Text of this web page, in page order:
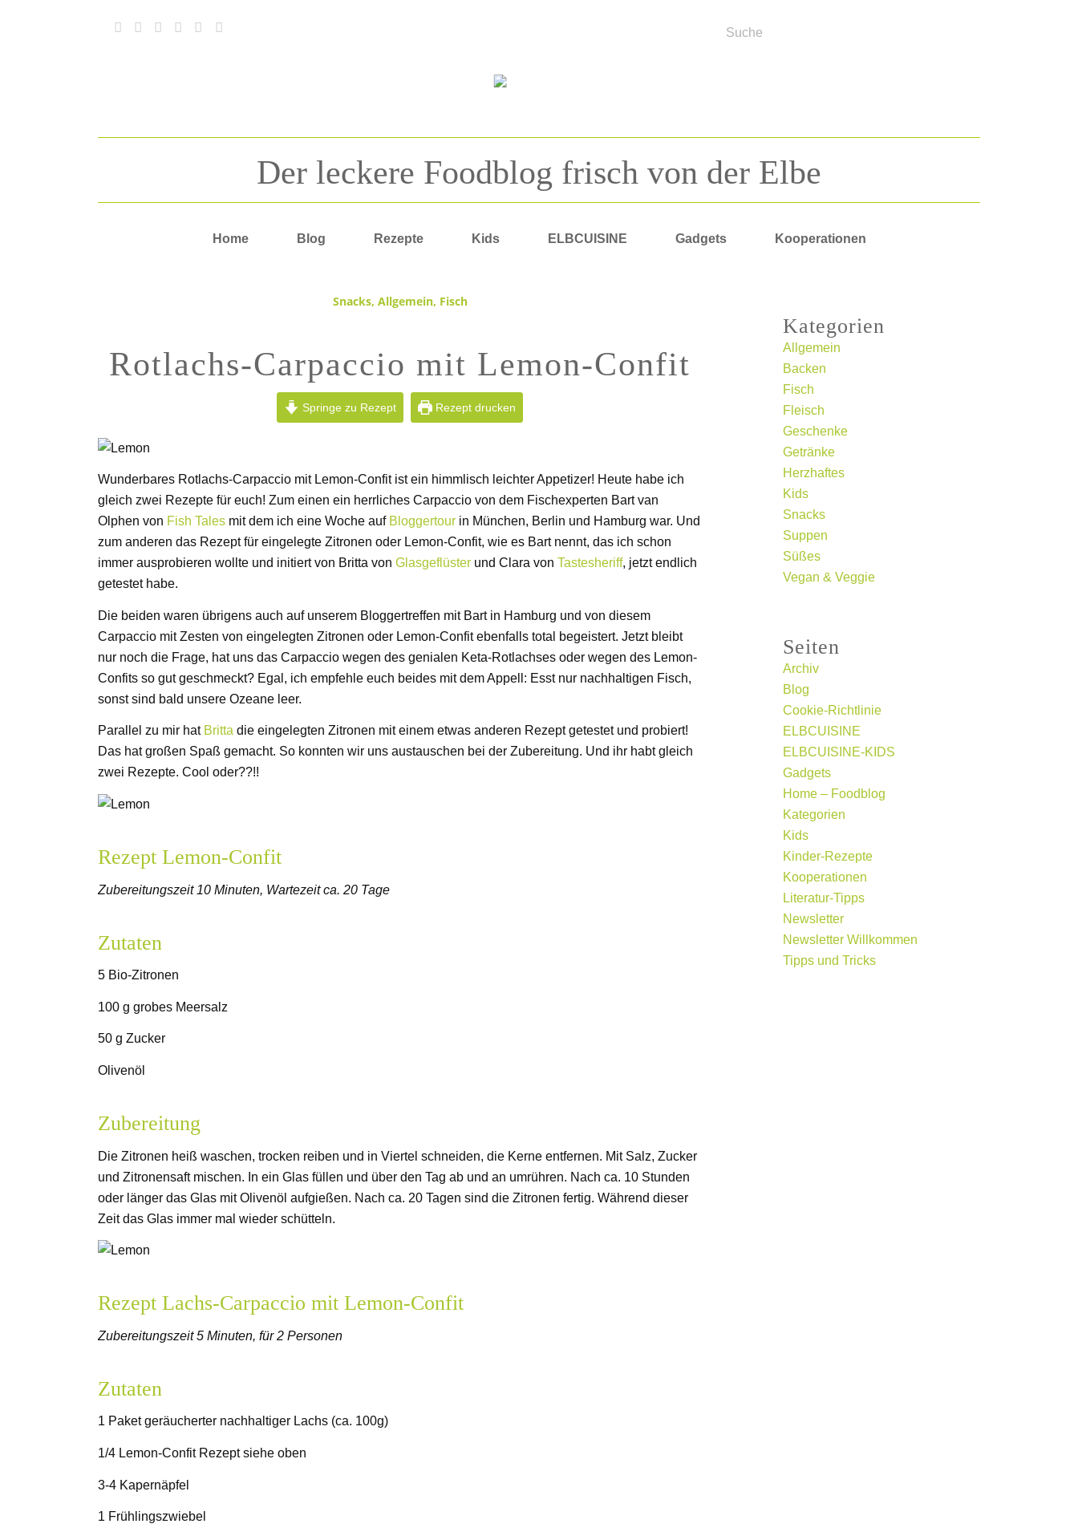
Der leckere Foodblog frisch von der Elbe
Home Blog Rezepte Kids ELBCUISINE Gadgets Kooperationen
Snacks, Allgemein, Fisch
Rotlachs-Carpaccio mit Lemon-Confit
Springe zu Rezept Rezept drucken
Wunderbares Rotlachs-Carpaccio mit Lemon-Confit ist ein himmlisch leichter Appetizer! Heute habe ich
gleich zwei Rezepte für euch! Zum einen ein herrliches Carpaccio von dem Fischexperten Bart van
Olphen von Fish Tales mit dem ich eine Woche auf Bloggertour in München, Berlin und Hamburg war. Und
zum anderen das Rezept für eingelegte Zitronen oder Lemon-Confit, wie es Bart nennt, das ich schon
immer ausprobieren wollte und initiert von Britta von Glasgeflüster und Clara von Tastesheriff, jetzt endlich
getestet habe.
Die beiden waren übrigens auch auf unserem Bloggertreffen mit Bart in Hamburg und von diesem
Carpaccio mit Zesten von eingelegten Zitronen oder Lemon-Confit ebenfalls total begeistert. Jetzt bleibt
nur noch die Frage, hat uns das Carpaccio wegen des genialen Keta-Rotlachses oder wegen des Lemon-
Confits so gut geschmeckt? Egal, ich empfehle euch beides mit dem Appell: Esst nur nachhaltigen Fisch,
sonst sind bald unsere Ozeane leer.
Parallel zu mir hat Britta die eingelegten Zitronen mit einem etwas anderen Rezept getestet und probiert!
Das hat großen Spaß gemacht. So konnten wir uns austauschen bei der Zubereitung. Und ihr habt gleich
zwei Rezepte. Cool oder??!!
Rezept Lemon-Confit
Zubereitungszeit 10 Minuten, Wartezeit ca. 20 Tage
Zutaten
5 Bio-Zitronen
100 g grobes Meersalz
50 g Zucker
Olivenöl
Zubereitung
Die Zitronen heiß waschen, trocken reiben und in Viertel schneiden, die Kerne entfernen. Mit Salz, Zucker
und Zitronensaft mischen. In ein Glas füllen und über den Tag ab und an umrühren. Nach ca. 10 Stunden
oder länger das Glas mit Olivenöl aufgießen. Nach ca. 20 Tagen sind die Zitronen fertig. Während dieser
Zeit das Glas immer mal wieder schütteln.
Rezept Lachs-Carpaccio mit Lemon-Confit
Zubereitungszeit 5 Minuten, für 2 Personen
Zutaten
1 Paket geräucherter nachhaltiger Lachs (ca. 100g)
1/4 Lemon-Confit Rezept siehe oben
3-4 Kapernäpfel
1 Frühlingszwiebel
Kategorien
Allgemein
Backen
Fisch
Fleisch
Geschenke
Getränke
Herzhaftes
Kids
Snacks
Suppen
Süßes
Vegan & Veggie
Seiten
Archiv
Blog
Cookie-Richtlinie
ELBCUISINE
ELBCUISINE-KIDS
Gadgets
Home – Foodblog
Kategorien
Kids
Kinder-Rezepte
Kooperationen
Literatur-Tipps
Newsletter
Newsletter Willkommen
Tipps und Tricks